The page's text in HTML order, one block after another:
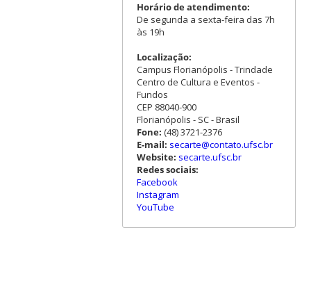
Horário de atendimento:
De segunda a sexta-feira das 7h
às 19h
Localização:
Campus Florianópolis - Trindade
Centro de Cultura e Eventos -
Fundos
CEP 88040-900
Florianópolis - SC - Brasil
Fone: (48) 3721-2376
E-mail: secarte@contato.ufsc.br
Website: secarte.ufsc.br
Redes sociais:
Facebook
Instagram
YouTube